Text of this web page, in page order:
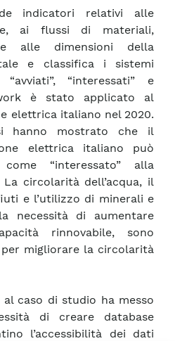
indicatori relativi alle
ai flussi di materiali,
alle dimensioni della
e classifica i sistemi
“avviati”, “interessati” e
è stato applicato al
elettrica italiano nel 2020.
hanno mostrato che il
elettrica italiano può
“interessato” alla
circolarità dell’acqua, il
e l’utilizzo di minerali e
necessità di aumentare
rinnovabile, sono
migliorare la circolarità
al caso di studio ha messo
di creare database
l’accessibilità dei dati